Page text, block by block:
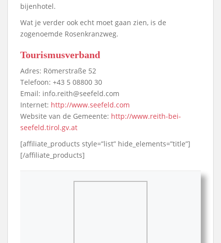
bijenhotel.
Wat je verder ook echt moet gaan zien, is de
zogenoemde Rosenkranzweg.
Tourismusverband
Adres: Römerstraße 52
Telefoon: +43 5 08800 30
Email: info.reith@seefeld.com
Internet: http://www.seefeld.com
Website van de Gemeente: http://www.reith-bei-
seefeld.tirol.gv.at
[affiliate_products style=”list” hide_elements=”title”]
[/affiliate_products]